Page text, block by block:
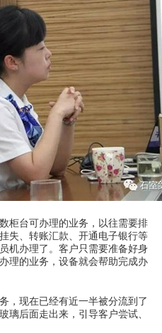
柜台可办理的业务，以往需要排
失、转账汇款、开通电子银行等
机办理了。客户只需要准备好身
理的业务，设备就会帮助完成办
，现在已经有近一半被分流到了
璃后面走出来，引导客户尝试、